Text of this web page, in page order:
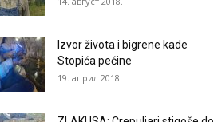
Izvor života i bigrene kade
Stopića pećine
19. април 2018.